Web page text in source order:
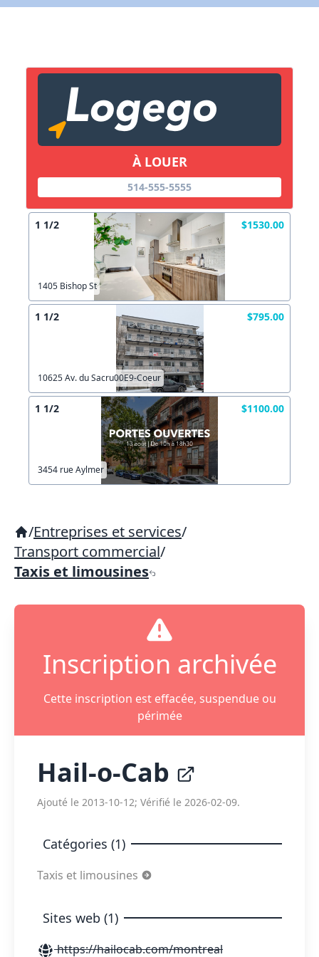
À LOUER
514-555-5555
1 1/2 $1530.00
1405 Bishop St
1 1/2 $795.00
10625 Av. du Sacru00E9-Coeur
1 1/2 $1100.00
3454 rue Aylmer
/Entreprises et services/
Transport commercial/
Taxis et limousines
Inscription archivée
Cette inscription est effacée, suspendue ou
périmée
Hail-o-Cab
Ajouté le 2013-10-12; Vérifié le 2026-02-09.
Catégories (1)
Taxis et limousines
Sites web (1)
https://hailocab.com/montreal
Copier lien